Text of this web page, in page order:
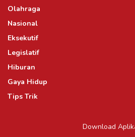
Olahraga
Nasional
Eksekutif
Legislatif
Hiburan
Gaya Hidup
Tips Trik
Download